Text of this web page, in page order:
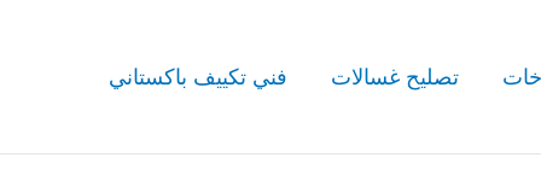
تصليح غسالات فني تكييف باكستاني